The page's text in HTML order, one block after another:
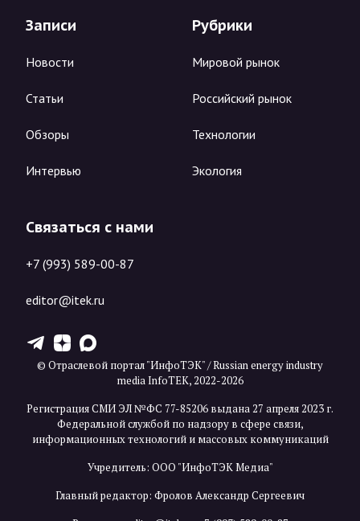
Записи
Новости
Статьи
Обзоры
Интервью
Рубрики
Мировой рынок
Российский рынок
Технологии
Экология
Связаться с нами
+7 (993) 589-00-87
editor@itek.ru
T Z X
© Отраслевой портал "ИнфоТЭК" / Russian energy industry
media InfoTEK, 2022-2026
Регистрация СМИ ЭЛ №ФС 77-85206 выдана 27 апреля 2023 г.
Федеральной службой по надзору в сфере связи,
информационных технологий и массовых коммуникаций
Учредитель: ООО "ИнфоТЭК Медиа"
Главный редактор: Фролов Александр Сергеевич